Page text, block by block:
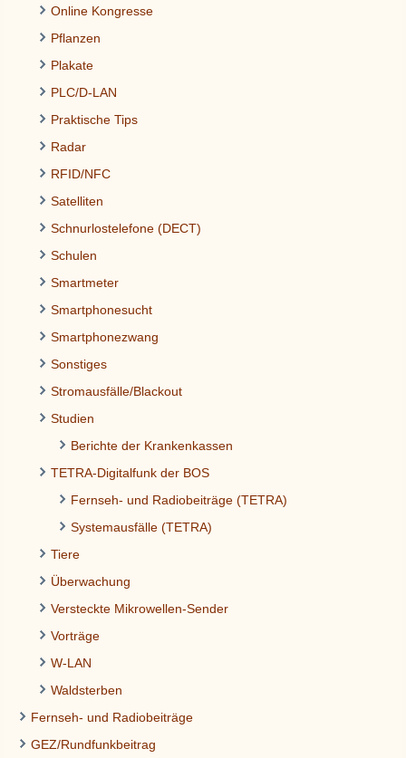
Online Kongresse
Pflanzen
Plakate
PLC/D-LAN
Praktische Tips
Radar
RFID/NFC
Satelliten
Schnurlostelefone (DECT)
Schulen
Smartmeter
Smartphonesucht
Smartphonezwang
Sonstiges
Stromausfälle/Blackout
Studien
Berichte der Krankenkassen
TETRA-Digitalfunk der BOS
Fernseh- und Radiobeiträge (TETRA)
Systemausfälle (TETRA)
Tiere
Überwachung
Versteckte Mikrowellen-Sender
Vorträge
W-LAN
Waldsterben
Fernseh- und Radiobeiträge
GEZ/Rundfunkbeitrag